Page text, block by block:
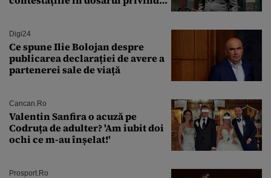
Digi24
Ce spune Ilie Bolojan despre
publicarea declarației de avere a
partenerei sale de viață
Cancan.ro
Valentin Sanfira o acuză pe
Codruța de adulter? 'Am iubit doi
ochi ce m-au înșelat!'
Prosport.ro